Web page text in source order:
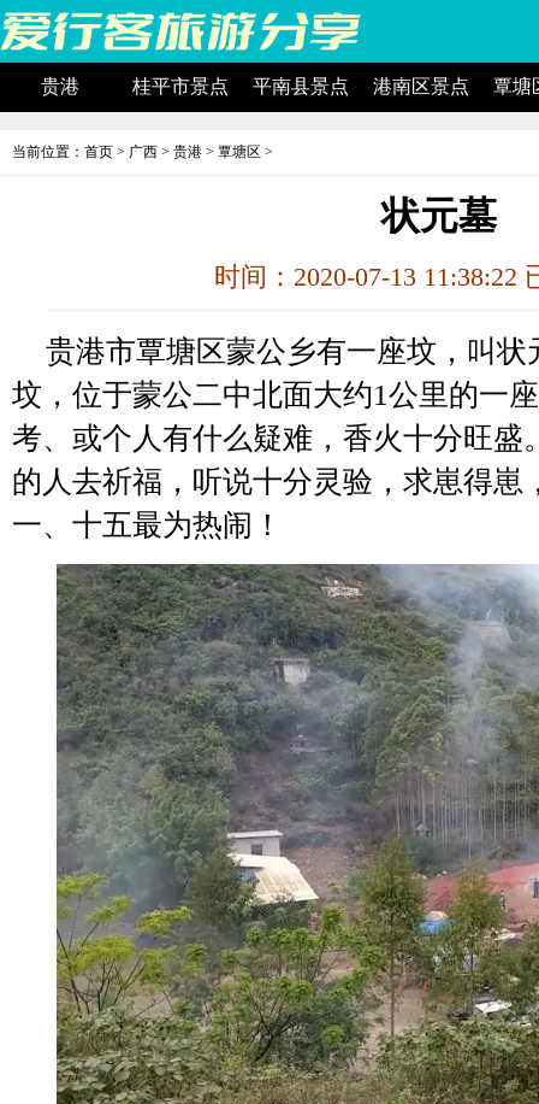
贵港 桂平市景点 平南县景点 港南区景点 覃塘
当前位置： 首页 > 广西 > 贵港 > 覃塘区 >
状元墓
时间：2020-07-13 11:38:22
贵港市覃塘区蒙公乡有一座坟，叫
坟，位于蒙公二中北面大约1公里的一
考、或个人有什么疑难，香火十分旺盛
的人去祈福，听说十分灵验，求崽得崽
一、十五最为热闹！